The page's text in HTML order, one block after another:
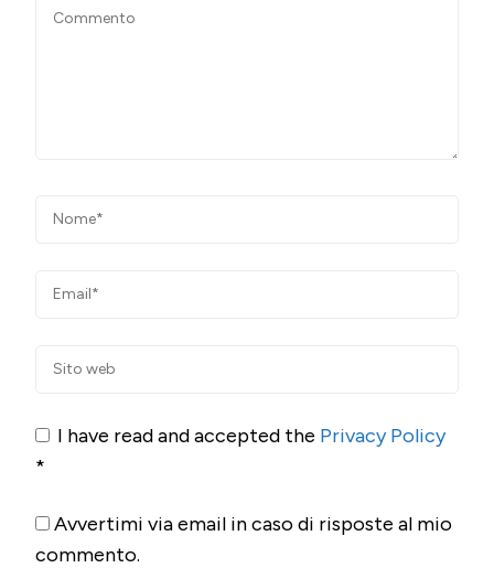
I have read and accepted the Privacy Policy
*
Avvertimi via email in caso di risposte al mio
commento.